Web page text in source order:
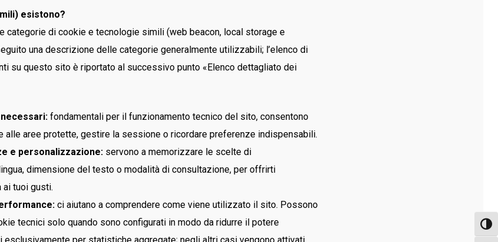
esistono?
categorie di cookie e tecnologie simili (web beacon, local storage e
una descrizione delle categorie generalmente utilizzabili; l’elenco di
su questo sito è riportato al successivo punto «Elenco dettagliato dei
fondamentali per il funzionamento tecnico del sito, consentono
alle aree protette, gestire la sessione o ricordare preferenze indispensabili.
e personalizzazione:servono a memorizzare le scelte di
dimensione del testo o modalità di consultazione, per offrirti
ai tuoi gusti.
ci aiutano a comprendere come viene utilizzato il sito. Possono
tecnici solo quando sono configurati in modo da ridurre il potere